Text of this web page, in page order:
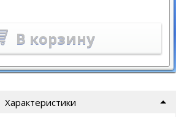
В корзину
Характеристики